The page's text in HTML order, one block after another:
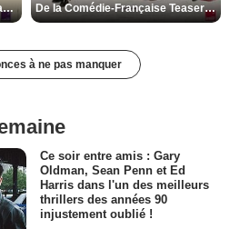
Les Matins merveilleux Bande-annonce VF De la Comédie-Française Teaser VF
à ne pas manquer
Ce soir entre amis : Gary
Oldman, Sean Penn et Ed
Harris dans l'un des meilleurs
thrillers des années 90
injustement oublié !